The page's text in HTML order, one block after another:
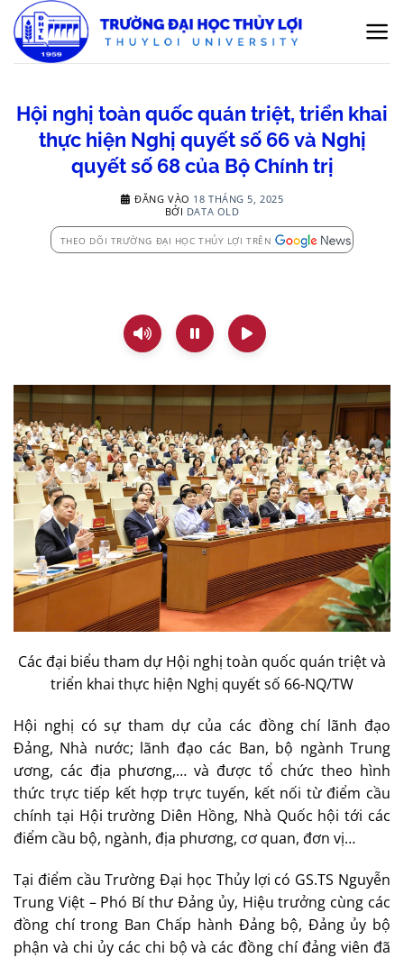
qua
nội
Hội nghị toàn quốc quán triệt, triển khai
thực hiện Nghị quyết số 66 và Nghị
quyết số 68 của Bộ Chính trị
ĐĂNG VÀO 18 THÁNG 5, 2025
BỞI DATA OLD
THEO DÕI TRƯỜNG ĐẠI HỌC THỦY LỢI TRÊN
Các đại biểu tham dự Hội nghị toàn quốc quán triệt và
triển khai thực hiện Nghị quyết số 66-NQ/TW
Hội nghị có sự tham dự của các đồng chí lãnh đạo
Đảng, Nhà nước; lãnh đạo các Ban, bộ ngành Trung
ương, các địa phương,… và được tổ chức theo hình
thức trực tiếp kết hợp trực tuyến, kết nối từ điểm cầu
chính tại Hội trường Diên Hồng, Nhà Quốc hội tới các
điểm cầu bộ, ngành, địa phương, cơ quan, đơn vị…
Tại điểm cầu Trường Đại học Thủy lợi có GS.TS Nguyễn
Trung Việt – Phó Bí thư Đảng ủy, Hiệu trưởng cùng các
đồng chí trong Ban Chấp hành Đảng bộ, Đảng ủy bộ
phận và chi ủy các chi bộ và các đồng chí đảng viên đã